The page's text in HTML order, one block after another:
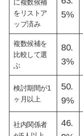
に複数候補
をリストア
ップ済み
5%
複数候補を
比較して選
ぶ
80.
3%
検討期間が1
ヶ月以上
50.
9%
社内関係者
46.